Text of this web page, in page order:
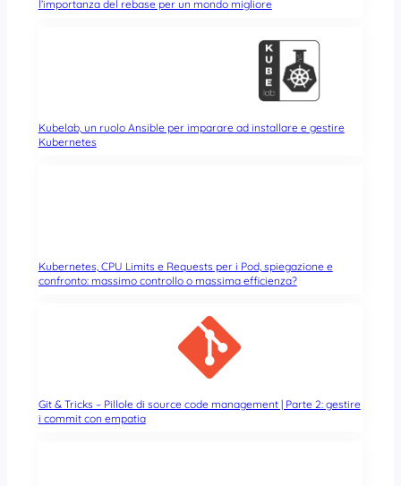
l’importanza del rebase per un mondo migliore
Kubelab, un ruolo Ansible per imparare ad installare e gestire
Kubernetes
Kubernetes, CPU Limits e Requests per i Pod, spiegazione e
confronto: massimo controllo o massima efficienza?
Git & Tricks – Pillole di source code management | Parte 2: gestire
i commit con empatia